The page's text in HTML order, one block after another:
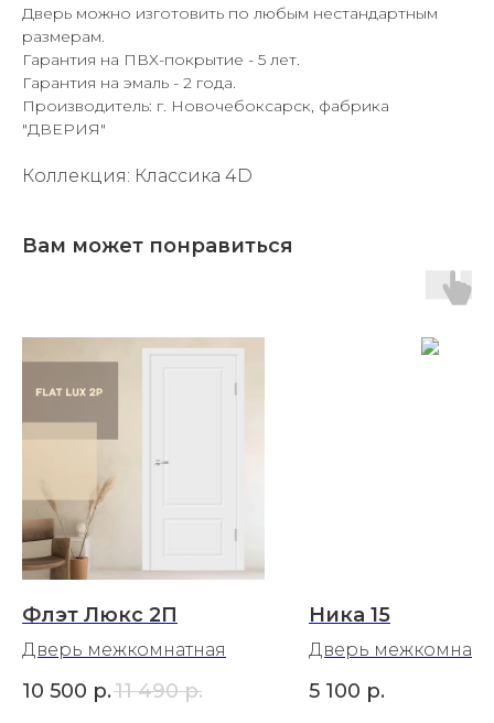
Дверь можно изготовить по любым нестандартным
размерам.
Гарантия на ПВХ-покрытие - 5 лет.
Гарантия на эмаль - 2 года.
Производитель: г. Новочебоксарск, фабрика
"ДВЕРИЯ"
Коллекция: Классика 4D
Вам может понравиться
Флэт Люкс 2П
Дверь межкомнатная
10 500 р.11 490 р.
Ника 15
Дверь
5 100 р.